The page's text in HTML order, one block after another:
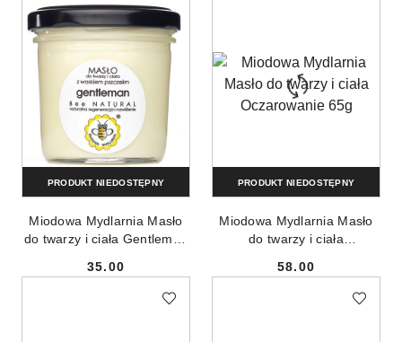
Miodowa Mydlarnia Masło
do twarzy i ciała Gentleman
Cena:
35.00
PRODUKT NIEDOSTĘPNY
Miodowa Mydlarnia Masło
do twarzy i ciała
Cena:
58.00
PRODUKT NIEDOSTĘPNY